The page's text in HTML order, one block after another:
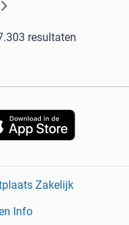
resultaten
Zakelijk
Info